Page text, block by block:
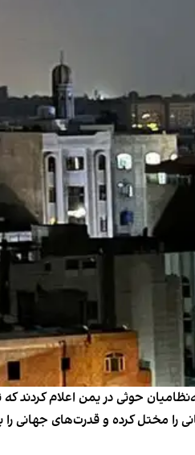
حوثی در یمن اعلام کردند
را مختل کرده و قدرت‌های جهانی